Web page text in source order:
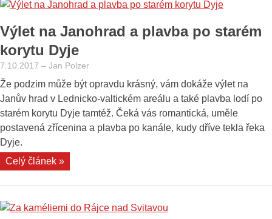
hradu
Dalečín
a
zámku“
Výlet na Janohrad a plavba po starém
korytu Dyje
7.10.2017 – Jan Polzer
Že podzim může být opravdu krásný, vám dokáže výlet na
Janův hrad v Lednicko-valtickém areálu a také plavba lodí po
starém korytu Dyje tamtéž. Čeká vás romantická, uměle
postavená zřícenina a plavba po kanále, kudy dříve tekla řeka
Dyje.
Celý článek »„Výlet
a